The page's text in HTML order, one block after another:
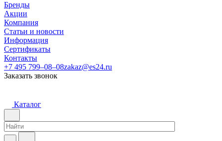
Бренды
Акции
Компания
Статьи и новости
Информация
Сертификаты
Контакты
+7 495 799–08–08zakaz@es24.ru
Заказать звонок
Каталог